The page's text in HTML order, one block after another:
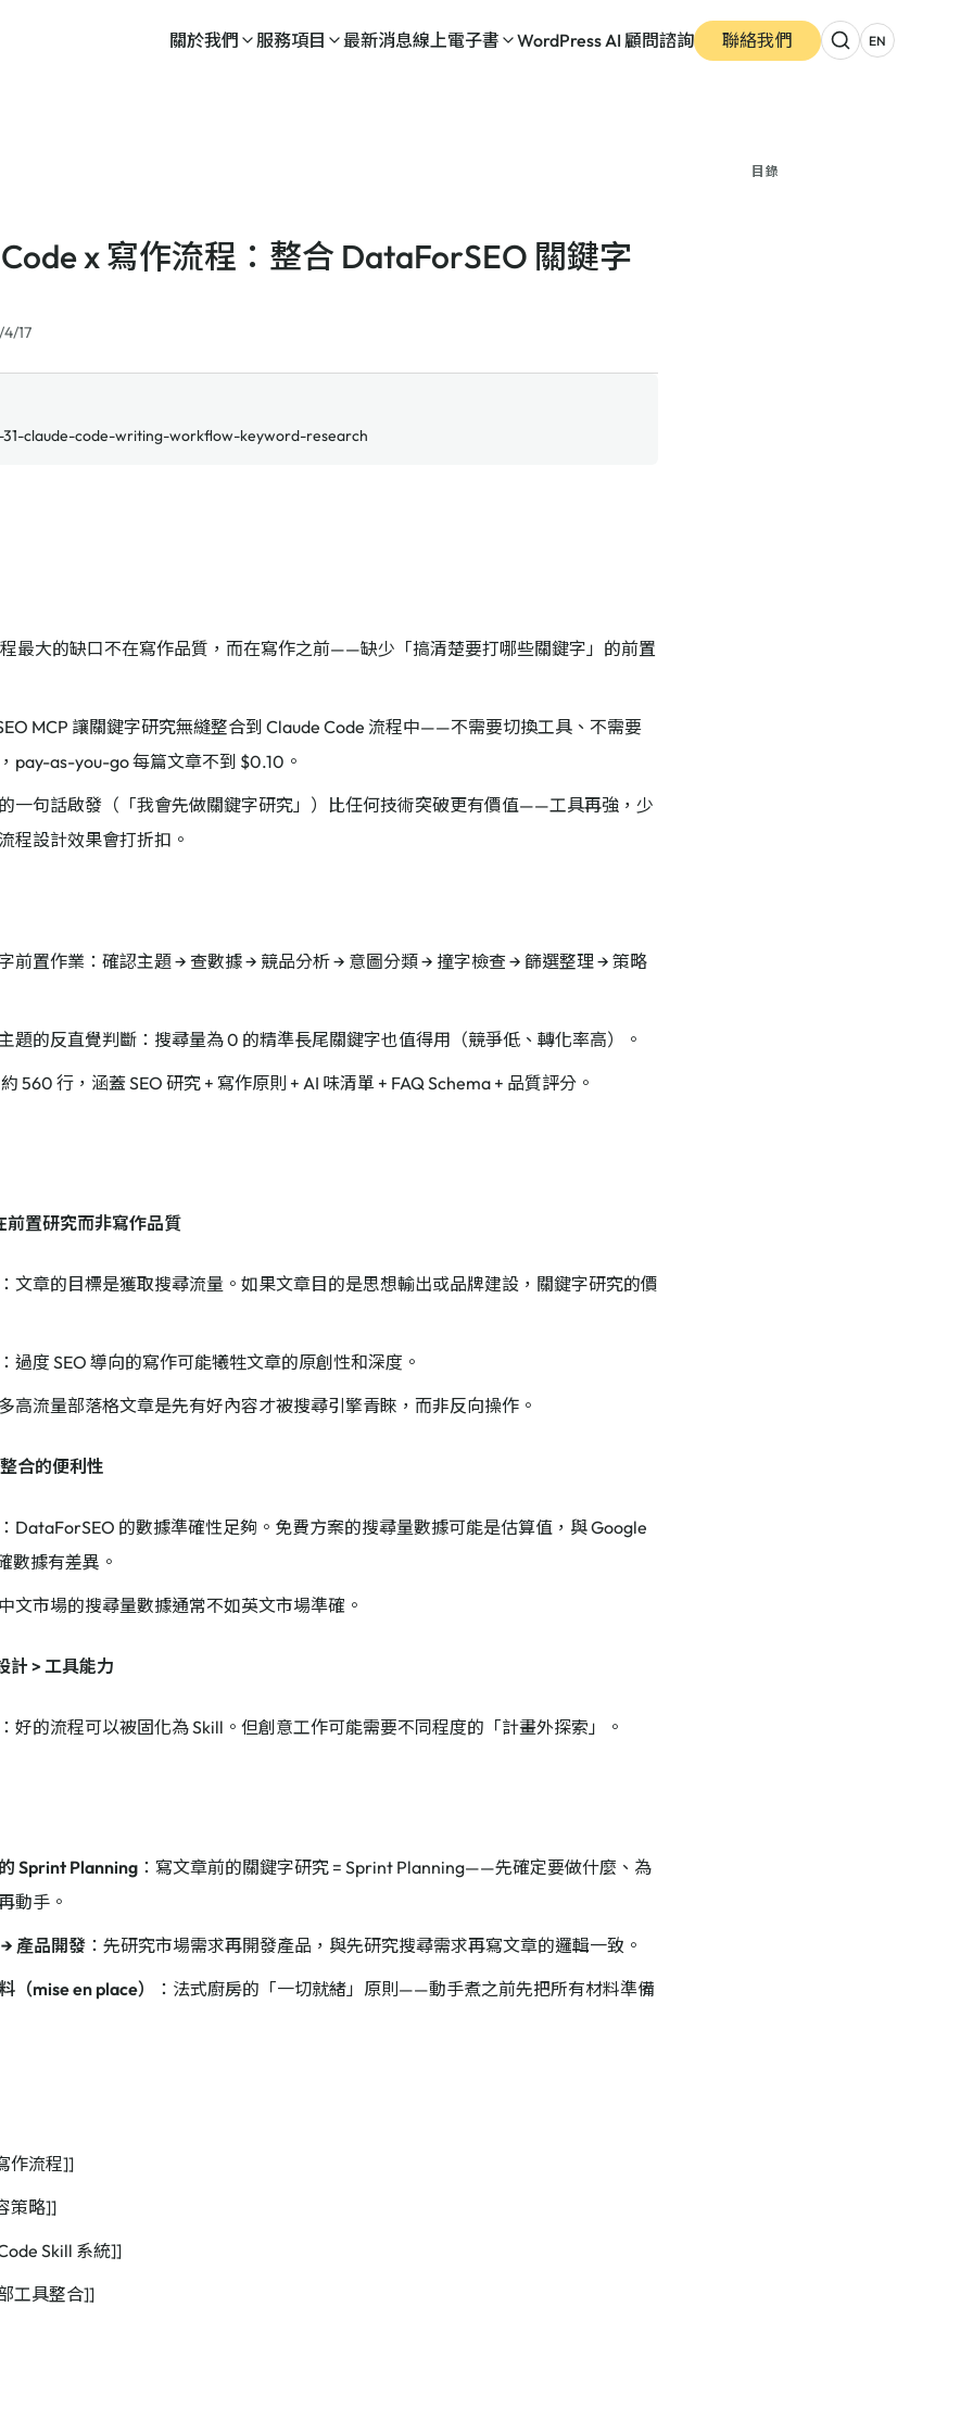
關於我們 服務項目 最新消息線上電子書 WordPress AI 顧問諮詢 聯絡我們 EN
x 寫作流程：整合 DataForSEO 關鍵字
17
claude-code-writing-workflow-keyword-research
最大的缺口不在寫作品質，而在寫作之前——缺少「搞清楚要打哪些關鍵字」的前置
MCP 讓關鍵字研究無縫整合到 Claude Code 流程中——不需要切換工具、不需要
pay-as-you-go 每篇文章不到 $0.10。
一句話啟發（「我會先做關鍵字研究」）比任何技術突破更有價值——工具再強，少
程設計效果會打折扣。
前置作業：確認主題 → 查數據 → 競品分析 → 意圖分類 → 撞字檢查 → 篩選整理 → 策略
題的反直覺判斷：搜尋量為 0 的精準長尾關鍵字也值得用（競爭低、轉化率高）。
560 行，涵蓋 SEO 研究 + 寫作原則 + AI 味清單 + FAQ Schema + 品質評分。
前置研究而非寫作品質
文章的目標是獲取搜尋流量。如果文章目的是思想輸出或品牌建設，關鍵字研究的價
過度 SEO 導向的寫作可能犧牲文章的原創性和深度。
高流量部落格文章是先有好內容才被搜尋引擎青睞，而非反向操作。
合的便利性
DataForSEO 的數據準確性足夠。免費方案的搜尋量數據可能是估算值，與 Google
數據有差異。
文市場的搜尋量數據通常不如英文市場準確。
計 > 工具能力
好的流程可以被固化為 Skill。但創意工作可能需要不同程度的「計畫外探索」。
Sprint Planning ：寫文章前的關鍵字研究 = Sprint Planning——先確定要做什麼、為
動手。
產品開發 ：先研究市場需求再開發產品，與先研究搜尋需求再寫文章的邏輯一致。
（mise en place）
：法式廚房的「一切就緒」原則——動手煮之前先把所有材料準備
作流程]]
策略]]
Skill 系統]]
工具整合]]
目錄